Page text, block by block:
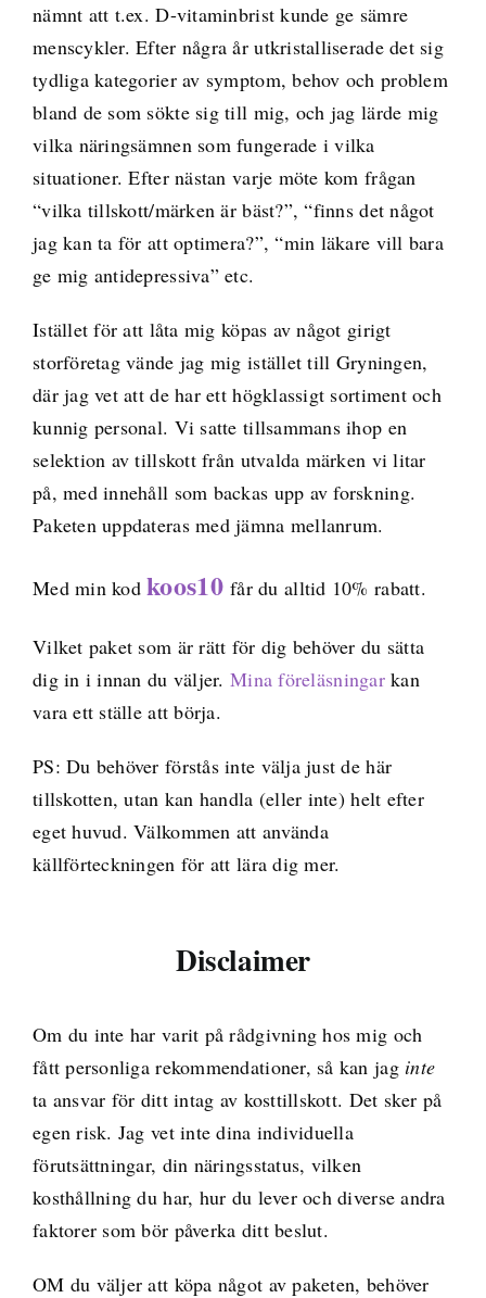
nämnt att t.ex. D-vitaminbrist kunde ge sämre
menscykler. Efter några år utkristalliserade det sig
tydliga kategorier av symptom, behov och problem
bland de som sökte sig till mig, och jag lärde mig
vilka näringsämnen som fungerade i vilka
situationer. Efter nästan varje möte kom frågan
“vilka tillskott/märken är bäst?”, “finns det något
jag kan ta för att optimera?”, “min läkare vill bara
ge mig antidepressiva” etc.
Istället för att låta mig köpas av något girigt
storföretag vände jag mig istället till Gryningen,
där jag vet att de har ett högklassigt sortiment och
kunnig personal. Vi satte tillsammans ihop en
selektion av tillskott från utvalda märken vi litar
på, med innehåll som backas upp av forskning.
Paketen uppdateras med jämna mellanrum.
Med min kodkoos10får du alltid 10% rabatt.
Vilket paket som är rätt för dig behöver du sätta
dig in i innan du väljer. Mina föreläsningarkan
vara ett ställe att börja.
PS: Du behöver förstås inte välja just de här
tillskotten, utan kan handla (eller inte) helt efter
eget huvud. Välkommen att använda
källförteckningen för att lära dig mer.
Disclaimer
Om du inte har varit på rådgivning hos mig och
fått personliga rekommendationer, så kan jag inte
ta ansvar för ditt intag av kosttillskott. Det sker på
egen risk. Jag vet inte dina individuella
förutsättningar, din näringsstatus, vilken
kosthållning du har, hur du lever och diverse andra
faktorer som bör påverka ditt beslut.
OM du väljer att köpa något av paketen, behöver